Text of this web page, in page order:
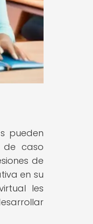
pueden
de caso
de
en su
les